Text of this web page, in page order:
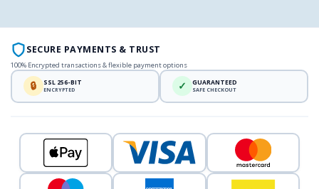
SECURE PAYMENTS & TRUST
100% Encrypted transactions & flexible payment options
🔒 SSL 256-BIT
ENCRYPTED ✓ GUARANTEED
SAFE CHECKOUT